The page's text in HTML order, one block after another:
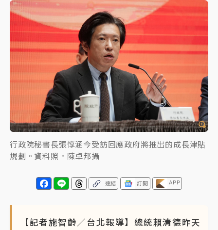
暑假過三周才推「E宿新北打卡趣」！抽獎程序複雜 觀
旅局回應了
中信慈善基金會想增加董事人數！辜仲諒向法院聲請遭
駁 理由曝光
故宮《龍藏經》特展第2檔！今線上預約開賣一度塞車
周六起展出延長至晚上7時
台東農業處長涉圖利渡假村！東檢抗告成功 今重開羈
父親節泡湯了！中颱白海豚雨彈轟3天 「紅到發紫」降
雨熱區曝
行政院秘書長張惇涵今受訪回應政府將推出的成長津貼
規劃。資料照。陳卓邦攝
連結 訂閱 APP
【記者施智齡／台北報導】總統賴清德昨天